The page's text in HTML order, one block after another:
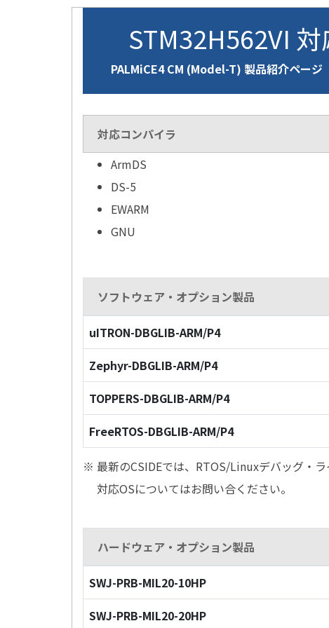
STM32H562VI 対
PALMiCE4 CM (Model-T) 製品紹介ページ
対応コンパイラ
ArmDS
DS-5
EWARM
GNU
ソフトウェア・オプション製品
uITRON-DBGLIB-ARM/P4
Zephyr-DBGLIB-ARM/P4
TOPPERS-DBGLIB-ARM/P4
FreeRTOS-DBGLIB-ARM/P4
※ 最新のCSIDEでは、RTOS/Linuxデバッグ・ラ
対応OSについてはお問い合ください。
ハードウェア・オプション製品
SWJ-PRB-MIL20-10HP
SWJ-PRB-MIL20-20HP